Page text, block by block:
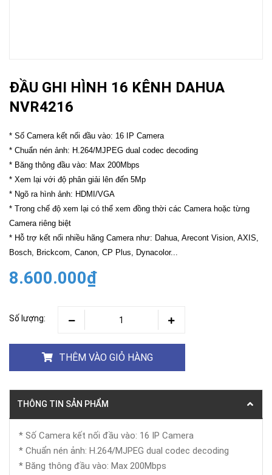
ĐẦU GHI HÌNH 16 KÊNH DAHUA
NVR4216
* Số Camera kết nối đầu vào: 16 IP Camera
* Chuẩn nén ảnh: H.264/MJPEG dual codec decoding
* Băng thông đầu vào: Max 200Mbps
* Xem lại với độ phân giải lên đến 5Mp
* Ngõ ra hình ảnh: HDMI/VGA
* Trong chế độ xem lại có thể xem đồng thời các Camera hoặc từng
Camera riêng biệt
* Hỗ trợ kết nối nhiều hãng Camera như: Dahua, Arecont Vision, AXIS,
Bosch, Brickcom, Canon, CP Plus, Dynacolor...
8.600.000₫
Số lượng:
THÊM VÀO GIỎ HÀNG
THÔNG TIN SẢN PHẨM
* Số Camera kết nối đầu vào: 16 IP Camera
* Chuẩn nén ảnh: H.264/MJPEG dual codec decoding
* Băng thông đầu vào: Max 200Mbps